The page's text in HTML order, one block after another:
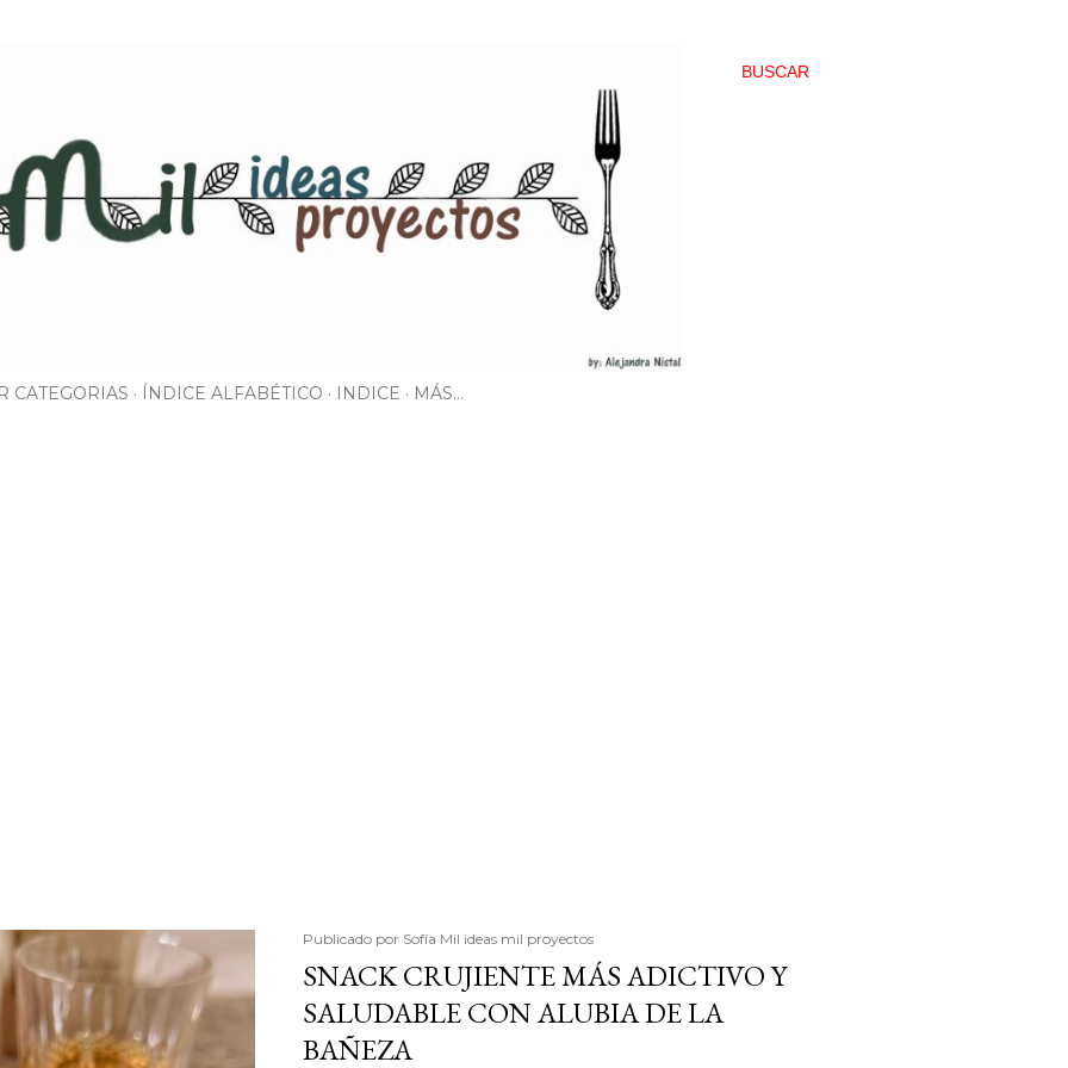
BUSCAR
CATEGORIAS ÍNDICE ALFABÉTICO INDICE MÁS…
Publicado por Sofía Mil ideas mil proyectos
SNACK CRUJIENTE MÁS ADICTIVO Y
SALUDABLE CON ALUBIA DE LA
BAÑEZA